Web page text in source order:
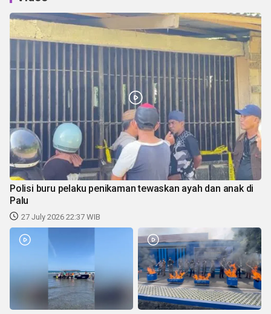
Polisi buru pelaku penikaman tewaskan ayah dan anak di
Palu
27 July 2026 22:37 WIB